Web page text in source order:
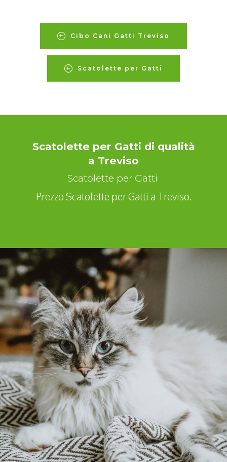
Cibo Cani Gatti Treviso
Scatolette per Gatti
Scatolette per Gatti di qualità
a Treviso
Scatolette per Gatti
Prezzo Scatolette per Gatti a Treviso.